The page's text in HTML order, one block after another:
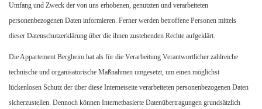
Umfang und Zweck der von uns erhobenen, genutzten und verarbeiteten
personenbezogenen Daten informieren. Ferner werden betroffene Personen mittels
dieser Datenschutzerklärung über die ihnen zustehenden Rechte aufgeklärt.
Die Appartement Bergheim hat als für die Verarbeitung Verantwortlicher zahlreiche
technische und organisatorische Maßnahmen umgesetzt, um einen möglichst
lückenlosen Schutz der über diese Internetseite verarbeiteten personenbezogenen Daten
sicherzustellen. Dennoch können Internetbasierte Datenübertragungen grundsätzlich